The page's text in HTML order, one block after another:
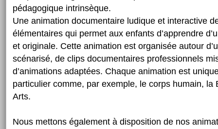
pédagogique intrinsèque.
Une animation documentaire ludique et interactive
élémentaires qui permet aux enfants d’apprendre
et originale. Cette animation est organisée autour
scénarisé, de clips documentaires professionnels
d’animations adaptées. Chaque animation est
particulier comme, par exemple, le corps humain, la
Arts.
Nous mettons également à disposition de nos